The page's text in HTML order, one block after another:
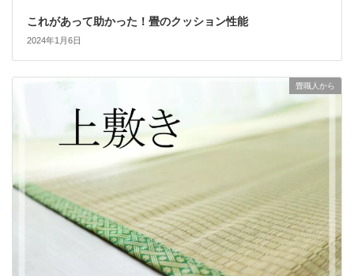
これがあって助かった！畳のクッション性能
2024年1月6日
畳職人から